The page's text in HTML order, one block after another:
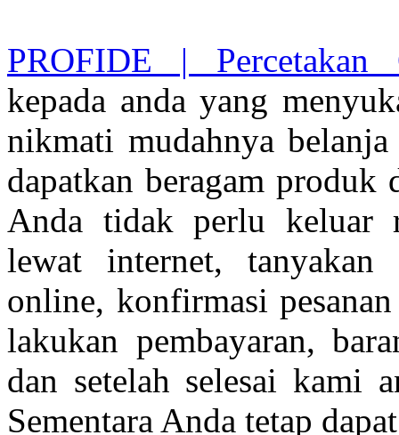
PROFIDE | Percetakan
kepada anda yang
nikmati mudahnya
dapatkan beragam produk
Anda tidak perlu keluar
lewat internet, tanyakan
online, konfirmasi
lakukan pembayaran,
dan setelah selesai kami
Sementara Anda tetap